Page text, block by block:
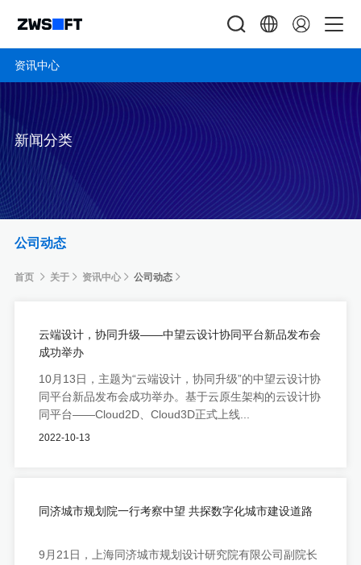
资讯中心
新闻分类
公司动态
首页 关于 资讯中心 公司动态
云端设计，协同升级——中望云设计协同平台新品发布会
成功举办
10月13日，主题为“云端设计，协同升级”的中望云设计协
同平台新品发布会成功举办。基于云原生架构的云设计协
同平台——Cloud2D、Cloud3D正式上线...
2022-10-13
同济城市规划院一行考察中望 共探数字化城市建设道路
9月21日，上海同济城市规划设计研究院有限公司副院长